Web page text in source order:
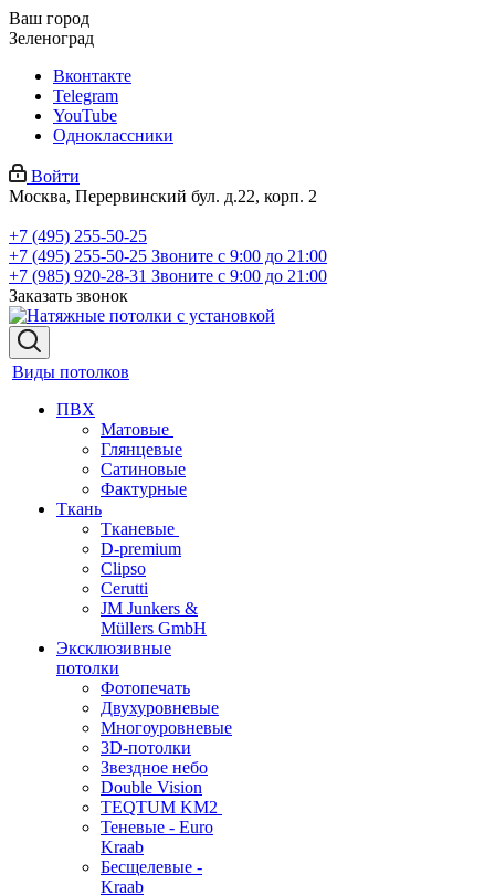
Ваш город
Зеленоград
Вконтакте
Telegram
YouTube
Одноклассники
Войти
Москва, Перервинский бул. д.22, корп. 2
+7 (495) 255-50-25
+7 (495) 255-50-25 Звоните с 9:00 до 21:00
+7 (985) 920-28-31 Звоните с 9:00 до 21:00
Заказать звонок
Виды потолков
ПВХ
Матовые
Глянцевые
Сатиновые
Фактурные
Ткань
Тканевые
D-premium
Clipso
Cerutti
JM Junkers &
Müllers GmbH
Эксклюзивные
потолки
Фотопечать
Двухуровневые
Многоуровневые
3D-потолки
Звездное небо
Double Vision
TEQTUM KM2
Теневые - Euro
Kraab
Бесщелевые -
Kraab